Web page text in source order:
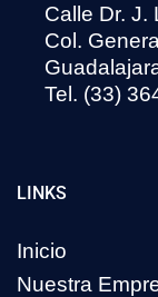
Calle Dr. J.
Col.
Tel. (33)
LINKS
Inicio
Nuestra